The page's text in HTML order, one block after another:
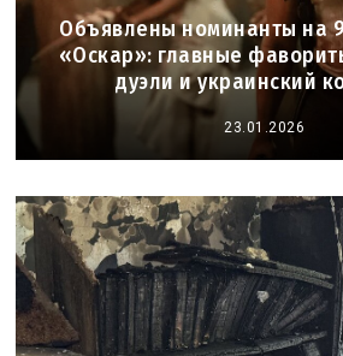
Объявлены номинанты на
«Оскар»: главные
дуэли и украинский
23.01.2026